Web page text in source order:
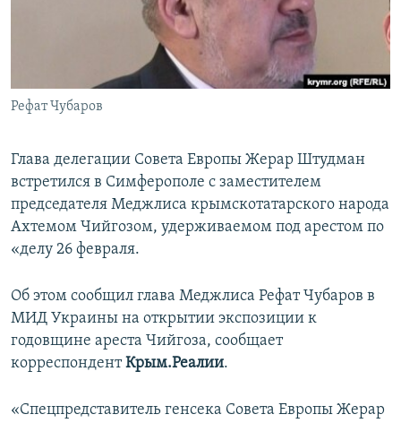
ПОБЕДИТЕЛЕЙ НЕ СУДЯТ?
КРЫМ.НЕПОКОРЕННЫЙ
УКРАИНСКАЯ ПРОБЛЕМА КРЫМА
Рефат Чубаров
Глава делегации Совета Европы Жерар Штудман
встретился в Симферополе с заместителем
председателя Меджлиса крымскотатарского народа
Ахтемом Чийгозом, удерживаемом под арестом по
«делу 26 февраля.
Об этом сообщил глава Меджлиса Рефат Чубаров в
МИД Украины на открытии экспозиции к
годовщине ареста Чийгоза, сообщает
корреспондентКрым.Реалии.
«Спецпредставитель генсека Совета Европы Жерар